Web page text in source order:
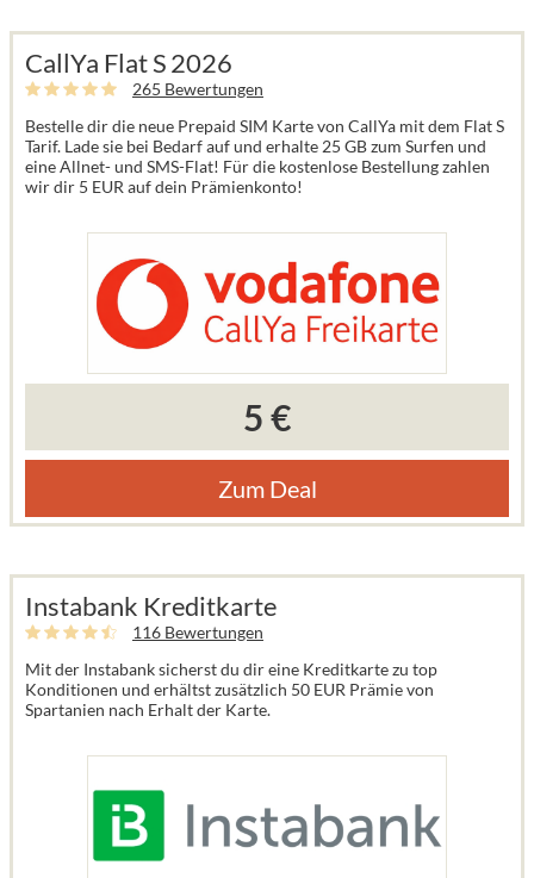
CallYa Flat S 2026
265 Bewertungen
Bestelle dir die neue Prepaid SIM Karte von CallYa mit dem Flat S
Tarif. Lade sie bei Bedarf auf und erhalte 25 GB zum Surfen und
eine Allnet- und SMS-Flat! Für die kostenlose Bestellung zahlen
wir dir 5 EUR auf dein Prämienkonto!
5 €
Zum Deal
Instabank Kreditkarte
116 Bewertungen
Mit der Instabank sicherst du dir eine Kreditkarte zu top
Konditionen und erhältst zusätzlich 50 EUR Prämie von
Spartanien nach Erhalt der Karte.